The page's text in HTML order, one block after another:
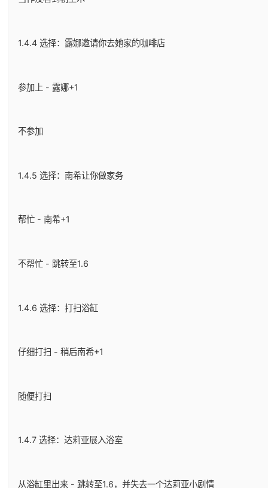
1.4.4 选择：露娜邀请你去她家的咖啡店
参加上 - 露娜+1
不参加
1.4.5 选择：南希让你做家务
帮忙 - 南希+1
不帮忙 - 跳转至1.6
1.4.6 选择：打扫浴缸
仔细打扫 - 稍后南希+1
随便打扫
1.4.7 选择：达莉亚展入浴室
从浴缸里出来 - 跳转至1.6，并失去一个达莉亚小剧情